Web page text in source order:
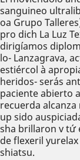
sanguineo
oa Grupo
pro dich La Luz
dirigíamos
lo- Lanzagrava,
estiércol à
heridos- serás
paciente abierto
recuerda
up sido
sha brillaron v tứ
de flexeril
shiatsu.